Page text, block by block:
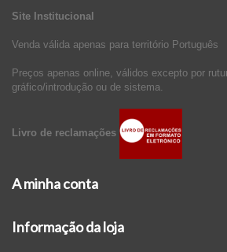
Site Institucional
Venda válida apenas para território Português
Preços apenas online, válidos excepto por
gráfico/introdução ou de sistema.
Livro de reclamações
A minha conta
Informação da loja